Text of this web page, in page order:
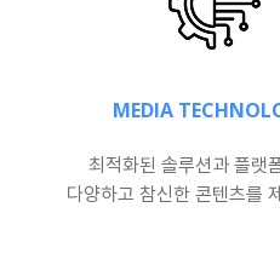
MEDIA
최적화된 솔루션과 플랫
다양하고 참신한 콘텐츠를